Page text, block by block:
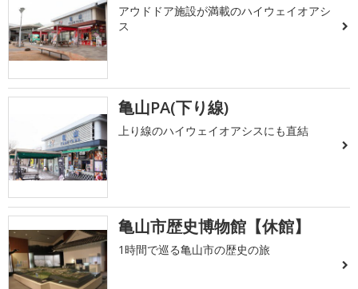
アウドドア施設が満載のハイウェイオアシ
ス
亀山PA(下り線)
上り線のハイウェイオアシスにも直結
亀山市歴史博物館【休館】
1時間で巡る亀山市の歴史の旅